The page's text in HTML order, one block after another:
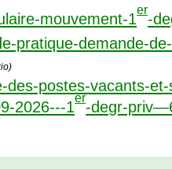
mouvement-1
er
-
pratique-demande-
des-postes-vacants-
2026---1
er
-degr-